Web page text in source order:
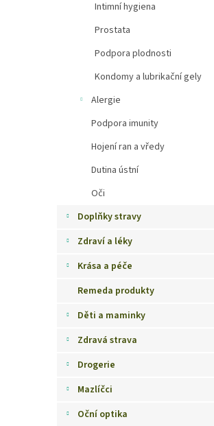
Intimní hygiena
Prostata
Podpora plodnosti
Kondomy a lubrikační gely
Alergie
Podpora imunity
Hojení ran a vředy
Dutina ústní
Oči
Doplňky stravy
Zdraví a léky
Krása a péče
Remeda produkty
Děti a maminky
Zdravá strava
Drogerie
Mazlíčci
Oční optika